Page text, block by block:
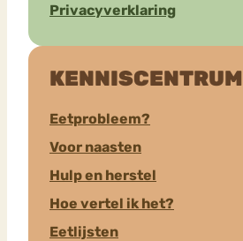
Privacyverklaring
KENNISCENTRUM
Eetprobleem?
Voor naasten
Hulp en herstel
Hoe vertel ik het?
Eetlijsten